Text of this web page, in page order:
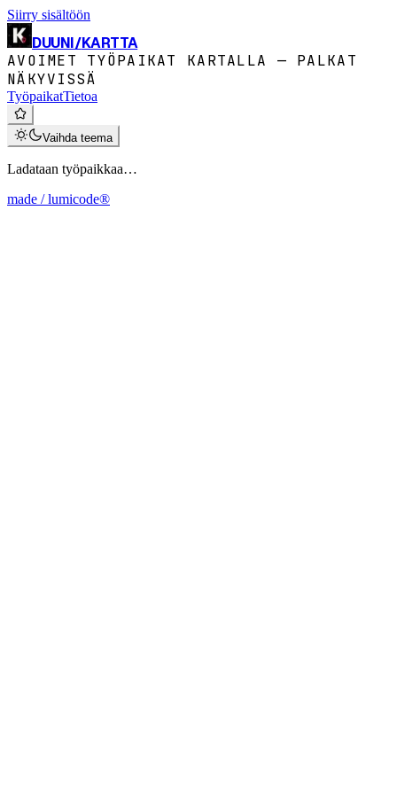
Siirry sisältöön
DUUNI/KARTTA
AVOIMET TYÖPAIKAT KARTALLA — PALKAT
NÄKYVISSÄ
TyöpaikatTietoa
Vaihda teema
Ladataan työpaikkaa…
made / lumicode®